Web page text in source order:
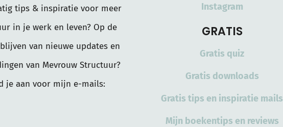
tips & inspiratie voor meer
in je werk en leven? Op de
van nieuwe updates en
van Mevrouw Structuur?
je aan voor mijn e-mails:
Instagram
GRATIS
Gratis quiz
Gratis downloads
Gratis tips en inspiratie mails
Mijn boekentips en reviews